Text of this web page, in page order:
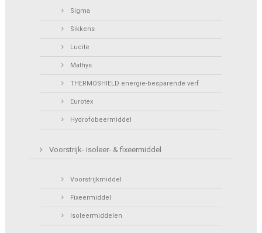
Sigma
Sikkens
Lucite
Mathys
THERMOSHIELD energie-besparende verf
Eurotex
Hydrofobeermiddel
Voorstrijk- isoleer- & fixeermiddel
Voorstrijkmiddel
Fixeermiddel
Isoleermiddelen